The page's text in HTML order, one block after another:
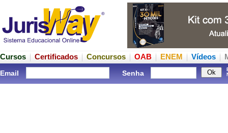
Cursos Certificados Concursos OAB ENEM Vídeos
Email Senha